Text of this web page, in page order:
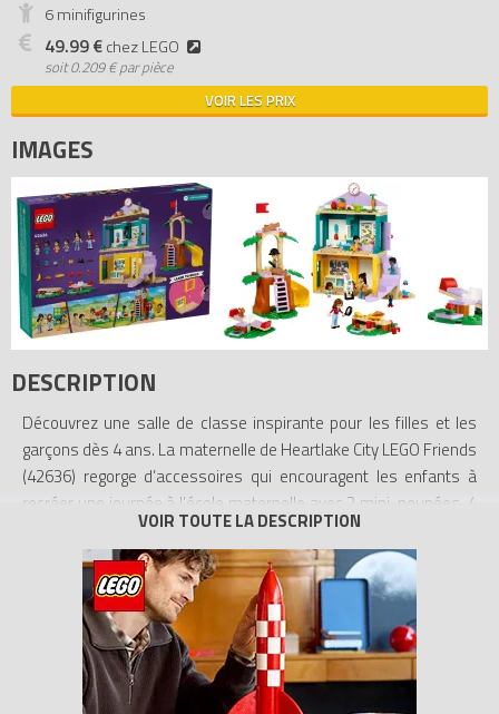
6 minifigurines
49.99 €chez LEGO
soit0.209 € par pièce
VOIR LES PRIX
IMAGES
DESCRIPTION
Découvrez une salle de classe inspirante pour les filles et les
garçons dès 4 ans. La maternelle de Heartlake City LEGO Friends
(42636) regorge d’accessoires qui encouragent les enfants à
recréer une journée à l’école maternelle avec 2 mini-poupées, 4
micro-poupées et un lapin.
Ce jouet favorisant la sociabilité est empli de détails d’une vraie
école maternelle. Découvrez la nature et le cycle de la vie,
explorez différentes émotions, faites appel à votre créativité
dans l’atelier peinture ou amusez-vous sur la balançoire et le
toboggan. Les enfants prennent leur collation à la table de
pique-nique, puis se rendent au potager pour arroser les